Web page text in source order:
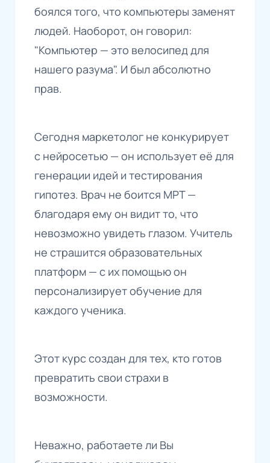
боялся того, что компьютеры заменят
людей. Наоборот, он говорил:
"Компьютер — это велосипед для
нашего разума". И был абсолютно
прав.
Сегодня маркетолог не конкурирует
с нейросетью — он использует её для
генерации идей и тестирования
гипотез. Врач не боится МРТ —
благодаря ему он видит то, что
невозможно увидеть глазом. Учитель
не страшится образовательных
платформ — с их помощью он
персонализирует обучение для
каждого ученика.
Этот курс создан для тех, кто готов
превратить свои страхи в
возможности.
Неважно, работаете ли Вы